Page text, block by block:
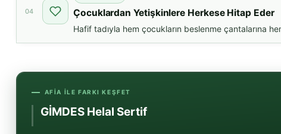
04 Çocuklardan Yetişkinlere Herkese Hitap Eder
Hafif tadıyla hem çocukların beslenme çantalarına
AFIA ILE FARKI KEŞFET
GİMDES Helal Sertifikalı